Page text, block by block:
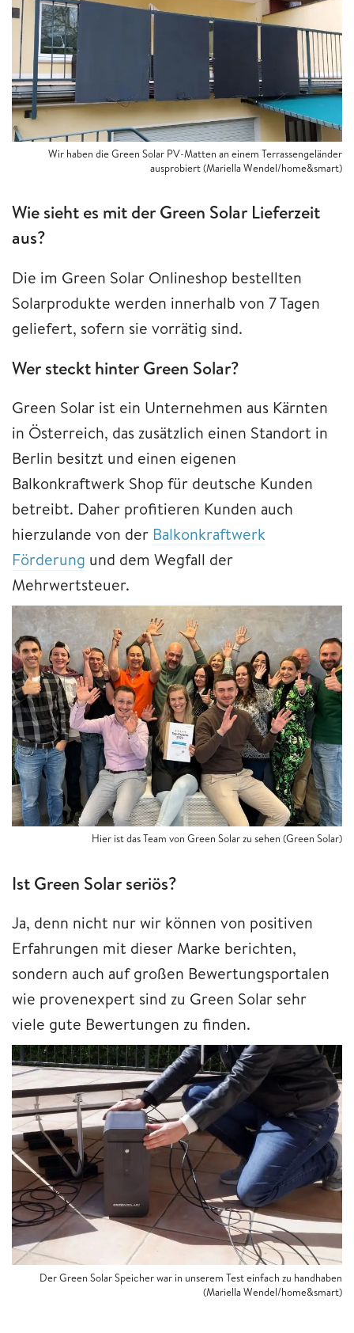
Wir haben die Green Solar PV-Matten an einem Terrassengeländer
ausprobiert (Mariella Wendel/home&smart)
Wie sieht es mit der Green Solar Lieferzeit
aus?
Die im Green Solar Onlineshop bestellten
Solarprodukte werden innerhalb von 7 Tagen
geliefert, sofern sie vorrätig sind.
Wer steckt hinter Green Solar?
Green Solar ist ein Unternehmen aus Kärnten
in Österreich, das zusätzlich einen Standort in
Berlin besitzt und einen eigenen
Balkonkraftwerk Shop für deutsche Kunden
betreibt. Daher profitieren Kunden auch
hierzulande von der Balkonkraftwerk
Förderung und dem Wegfall der
Mehrwertsteuer.
Hier ist das Team von Green Solar zu sehen (Green Solar)
Ist Green Solar seriös?
Ja, denn nicht nur wir können von positiven
Erfahrungen mit dieser Marke berichten,
sondern auch auf großen Bewertungsportalen
wie provenexpert sind zu Green Solar sehr
viele gute Bewertungen zu finden.
Der Green Solar Speicher war in unserem Test einfach zu handhaben
(Mariella Wendel/home&smart)